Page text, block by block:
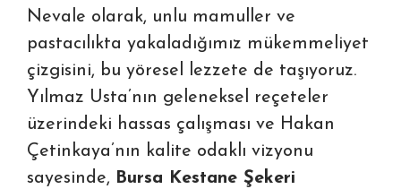
Nevale olarak, unlu mamuller ve
pastacılıkta yakaladığımız mükemmeliyet
çizgisini, bu yöresel lezzete de taşıyoruz.
Yılmaz Usta’nın geleneksel reçeteler
üzerindeki hassas çalışması ve Hakan
Çetinkaya’nın kalite odaklı vizyonu
sayesinde, Bursa Kestane Şekeri